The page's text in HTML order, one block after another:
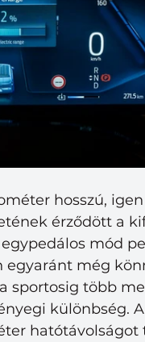
hosszú,
érződött a
mód
egyaránt még
sportosig több
különbség.